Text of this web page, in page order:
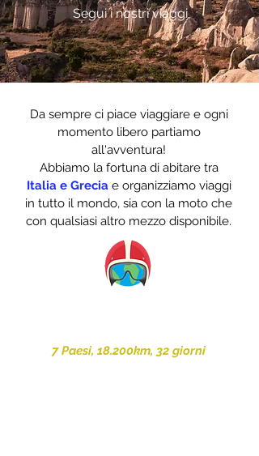
Segui i nostri viaggi
Da sempre ci piace viaggiare e ogni
momento libero partiamo
all'avventura!
Abbiamo la fortuna di abitare tra
Italia e Grecia e organizziamo viaggi
in tutto il mondo, sia con la moto che
con qualsiasi altro mezzo disponibile.
7 Paesi, 18.200km, 32 giorni